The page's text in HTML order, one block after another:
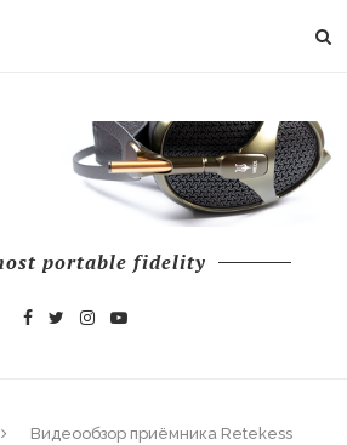
portable fidelity
Видеообзор приёмника Retekess